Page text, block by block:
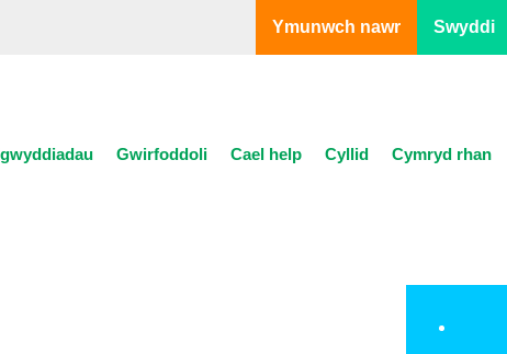
Ymunwch nawr
Swyddi
Gwirfoddoli Cael help Cyllid Cymryd rhan